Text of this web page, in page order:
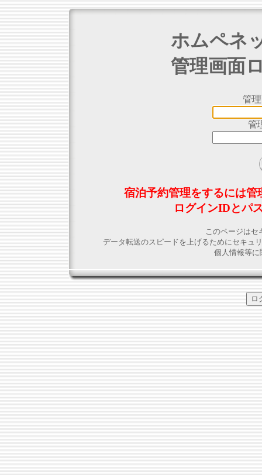
ホムペネ
管理画面
管
管
宿泊予約管理をするには
ログインIDとパ
このページはセ
データ転送のスピードを上げるためにセキュ
個人情報等に